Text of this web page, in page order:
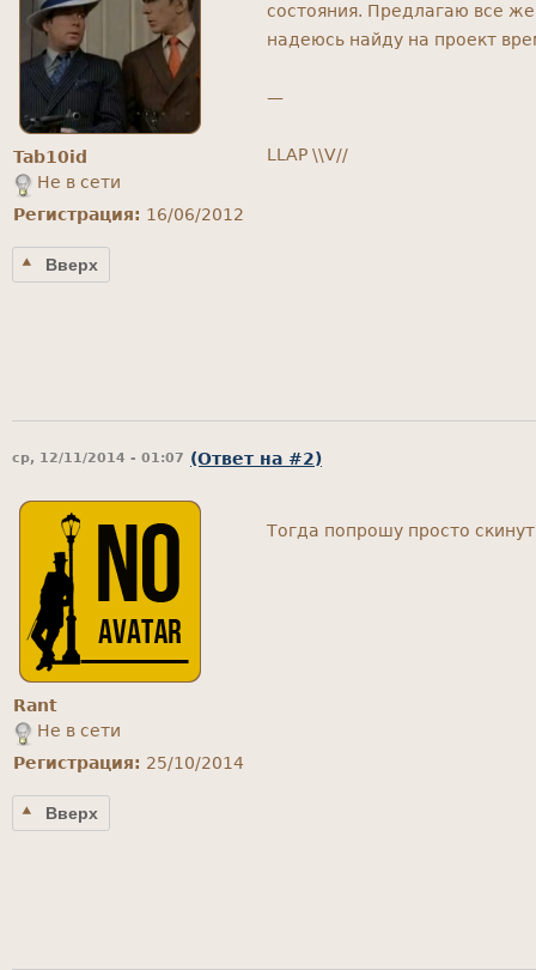
Tab10id
Не в сети
Регистрация: 16/06/2012
состояния. Предлагаю все
надеюсь найду на проект
—
LLAP \\V//
Вверх
ср, 12/11/2014 - 01:07 (Ответ на #2)
Rant
Не в сети
Регистрация: 25/10/2014
Тогда попрошу просто
Вверх